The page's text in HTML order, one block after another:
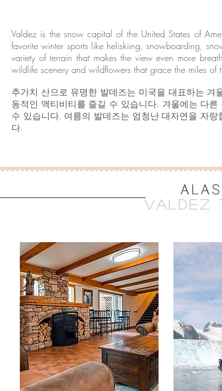
Valdez is the snow capital of the United States of
favorite winter sports like heliskiing, snowboarding,
variety of terrain that makes the view even more
wildlife scenery and wildflowers that grace the miles of
추가치 산으로 유명한 발데즈는 미국을 대표하는
동적인 액티비티를 즐길 수 있습니다. 겨울에는 다
수 있습니다. 여름의 발데즈는 엄청난 대자연을 자
다.
vAldez